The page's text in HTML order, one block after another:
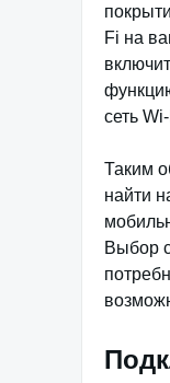
Fi на
сеть
Таким
найти
Выбор